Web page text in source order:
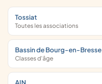
Tossiat
Toutes les associations
Bassin de Bourg-en-Bresse
Classes d'âge
AIN